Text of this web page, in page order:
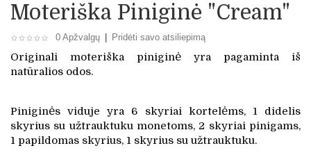
Moteriška Piniginė "Cream"
0 Apžvalgų Pridėti savo atsiliepimą
Originali moteriška piniginė yra pagaminta iš
natūralios odos.
Piniginės viduje yra 6 skyriai kortelėms, 1 didelis
skyrius su užtrauktuku monetoms, 2 skyriai pinigams,
1 papildomas skyrius, 1 skyrius su užtrauktuku.